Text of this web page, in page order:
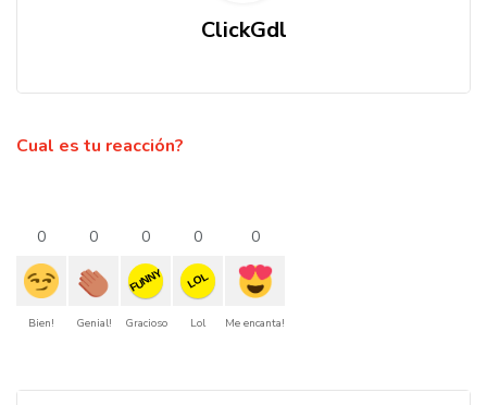
ClickGdl
Cual es tu reacción?
0
Bien!
0
Genial!
0
FUNNY
Gracioso
0
LOL
Lol
0
Me encanta!